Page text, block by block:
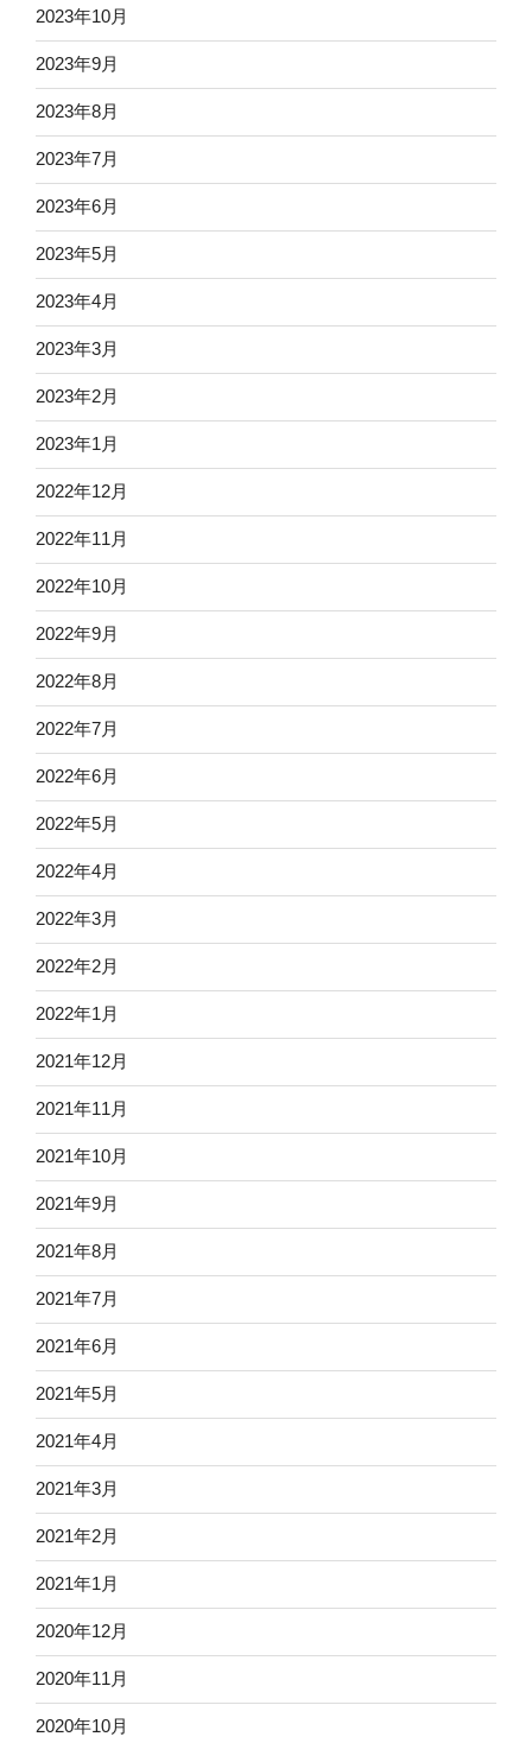
2023年10月
2023年9月
2023年8月
2023年7月
2023年6月
2023年5月
2023年4月
2023年3月
2023年2月
2023年1月
2022年12月
2022年11月
2022年10月
2022年9月
2022年8月
2022年7月
2022年6月
2022年5月
2022年4月
2022年3月
2022年2月
2022年1月
2021年12月
2021年11月
2021年10月
2021年9月
2021年8月
2021年7月
2021年6月
2021年5月
2021年4月
2021年3月
2021年2月
2021年1月
2020年12月
2020年11月
2020年10月